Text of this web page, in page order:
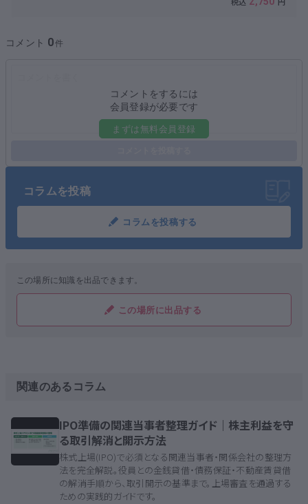
コラムを投稿
コラムを投稿する
コメント 0
コメントをするには
会員登録が必要です
まずは無料会員登録
この場所に知識を出品できます。
この場所に出品する
関連のあるコラム
IPO準備の関連当事者整理ガイド｜株主利益を守
る取引解消と開示方法
株式上場(IPO)で必須となる関連当事者・関係会社の整理方
法を完全解説。役員との金銭貸借・債務保証・不動産賃貸借
の解消手順から、取引開示の基準まで。上場審査を通過する
ための実践的ガイドです。